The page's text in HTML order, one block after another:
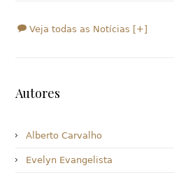
Veja todas as Notícias [+]
Autores
Alberto Carvalho
Evelyn Evangelista